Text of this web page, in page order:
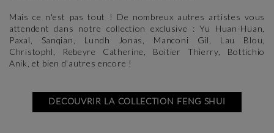
Mais ce n'est pas tout ! De nombreux autres artistes vous
attendent dans notre collection exclusive : Yu Huan-Huan,
Paxal, Sanqian, Lundh Jonas, Manconi Gil, Lau Blou,
Christophl, Rebeyre Catherine, Boitier Thierry, Bottichio
Anik, et bien d'autres encore !
DECOUVRIR LA COLLECTION FENG SHUI